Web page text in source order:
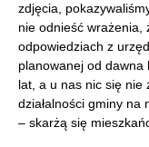
zdjęcia,
nie odnieść wrażenia,
odpowiedziach z
planowanej od dawna
lat, a u nas nic się nie
działalności gminy na
– skarżą się